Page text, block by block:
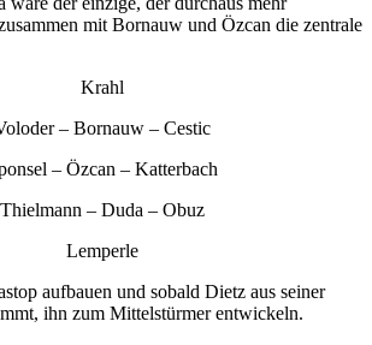
mit Bornauw und Özcan die zentrale
Krahl
– Bornauw – Cestic
– Özcan – Katterbach
Thielmann – Duda – Obuz
Lemperle
aufbauen und sobald Dietz aus seiner
ihn zum Mittelstürmer entwickeln.